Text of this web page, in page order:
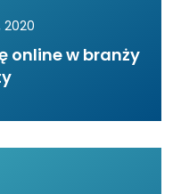
2020
online w branży